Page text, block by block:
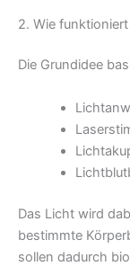
2. Wie
Die Grundidee
Das Licht wird
bestimmte
sollen dadurch